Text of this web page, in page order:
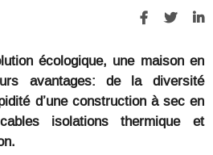
écologique, une maison en
avantages: de la diversité
d’une construction à sec en
isolations thermique et